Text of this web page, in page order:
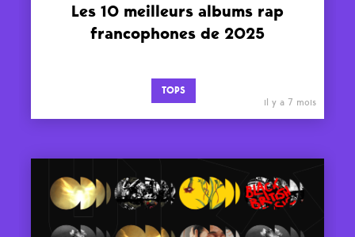
Les 10 meilleurs albums rap
francophones de 2025
TOPS
il y a 7 mois